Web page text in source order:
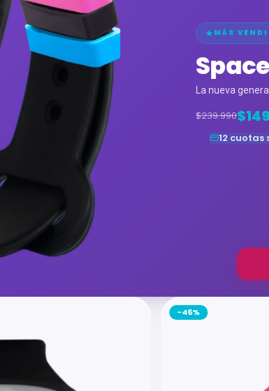
MÁS
La nueva
$239.990
12 cuotas
-46%